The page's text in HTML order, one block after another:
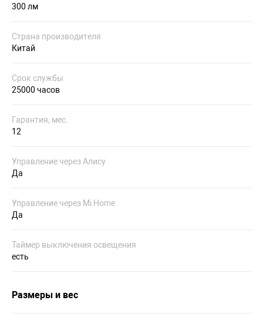
300 лм
Страна производителя
Китай
Срок службы
25000 часов
Гарантия, мес.
12
Управление через Алису
Да
Управление через Mi Home
Да
Таймер выключения освещения
есть
Размеры и вес